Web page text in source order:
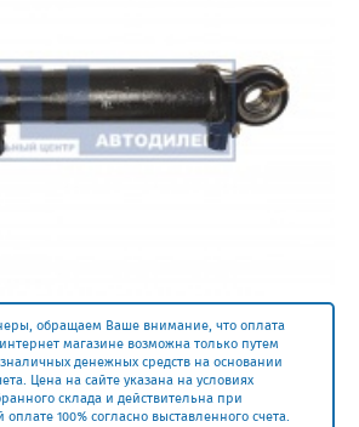
обращаем Ваше внимание, что оплата
магазине возможна только путем
денежных средств на основании
Цена на сайте указана на условиях
склада и действительна при
100% согласно выставленного счета.